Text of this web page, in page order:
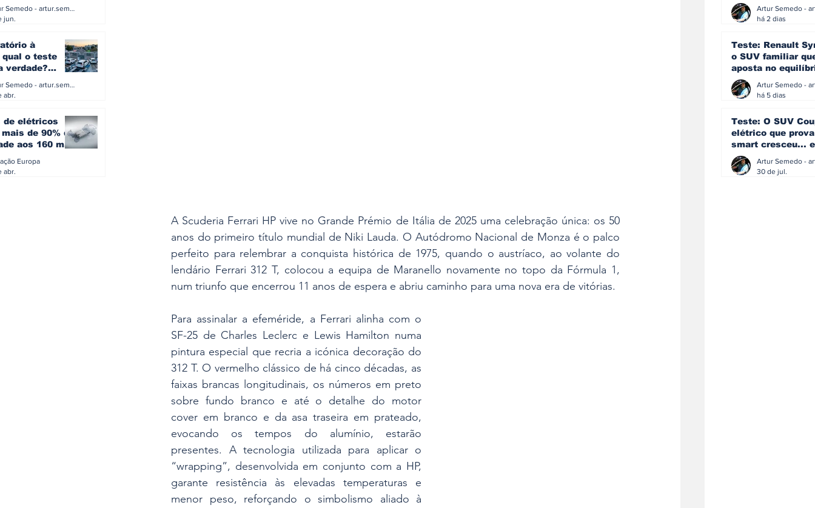
Artur Semedo - artur.semedo@publiracing.pt
jun.
à
qual o teste
verdade?
Artur Semedo - artur.semedo@publiracing.pt
abr.
de elétricos
de 90% da
aos 160 mil
Europa
abr.
A Scuderia Ferrari HP vive no Grande Prémio de Itália de 2025 uma celebração única: os 50
anos do primeiro título mundial de Niki Lauda. O Autódromo Nacional de Monza é o palco
perfeito para relembrar a conquista histórica de 1975, quando o austríaco, ao volante do
lendário Ferrari 312 T, colocou a equipa de Maranello novamente no topo da Fórmula 1,
num triunfo que encerrou 11 anos de espera e abriu caminho para uma nova era de vitórias.
Para assinalar a efeméride, a Ferrari alinha com o
SF-25 de Charles Leclerc e Lewis Hamilton numa
pintura especial que recria a icónica decoração do
312 T. O vermelho clássico de há cinco décadas, as
faixas brancas longitudinais, os números em preto
sobre fundo branco e até o detalhe do motor
cover em branco e da asa traseira em prateado,
evocando os tempos do alumínio, estarão
presentes. A tecnologia utilizada para aplicar o
“wrapping”, desenvolvida em conjunto com a HP,
garante resistência às elevadas temperaturas e
menor peso, reforçando o simbolismo aliado à
eficiência e
simplicidade
há 2 dias
Teste: Renault
o SUV familiar
aposta no
ainda acredita na
manualhá 5 dias
Teste: O SUV
elétrico que
smart cresceu... e
amadureceu
30 de jul.